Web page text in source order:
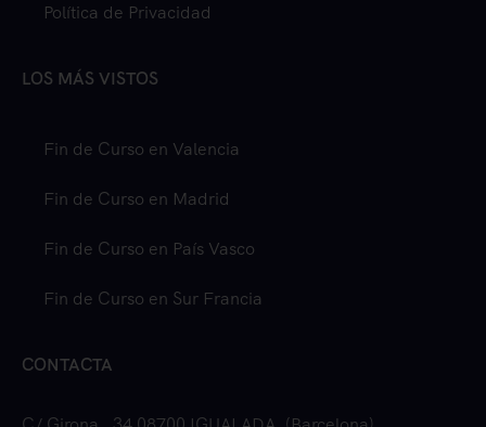
Política de Privacidad
LOS MÁS VISTOS
Fin de Curso en Valencia
Fin de Curso en Madrid
Fin de Curso en País Vasco
Fin de Curso en Sur Francia
CONTACTA